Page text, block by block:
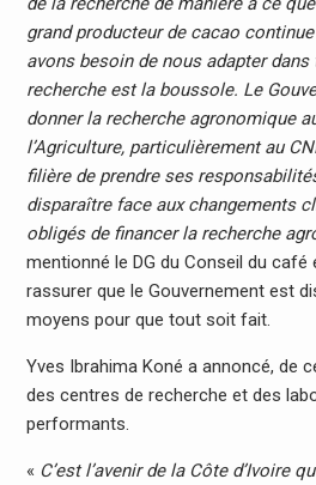
grand producteur de cacao
avons besoin de nous adapter
recherche est la boussole. Le
donner la recherche agronomique
l’Agriculture, particulièrement au
filière de prendre ses
disparaître face aux changements
obligés de financer la recherche
mentionné le DG du Conseil du café
rassurer que le Gouvernement est
moyens pour que tout soit fait.
Yves Ibrahima Koné a annoncé, de
des centres de recherche et des
performants.
« C’est l’avenir de la Côte d’Ivoire